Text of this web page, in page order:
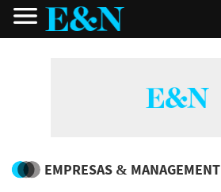
EMPRESAS & MANAGEMENT